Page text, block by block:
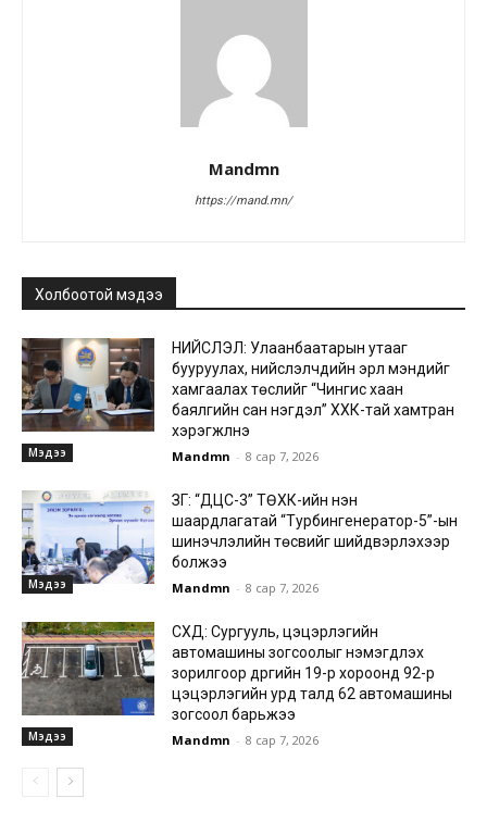
Mandmn
https://mand.mn/
Холбоотой мэдээ
Мэдээ
НИЙСЛЭЛ: Улаанбаатарын утааг
бууруулах, нийслэлчүүдийн эрүүл мэндийг
хамгаалах төслийг “Чингис хаан
баялгийн сан нэгдэл” ХХК-тай хамтран
хэрэгжүүлнэ
Mandmn - 8 сар 7, 2026
Мэдээ
ЗГ: “ДЦС-3” ТӨХК-ийн нэн
шаардлагатай “Турбингенератор-5”-ын
шинэчлэлийн төсвийг шийдвэрлэхээр
болжээ
Mandmn - 8 сар 7, 2026
Мэдээ
СХД: Сургууль, цэцэрлэгийн
автомашины зогсоолыг нэмэгдүүлэх
зорилгоор дүүргийн 19-р хороонд 92-р
цэцэрлэгийн урд талд 62 автомашины
зогсоол барьжээ
Mandmn - 8 сар 7, 2026